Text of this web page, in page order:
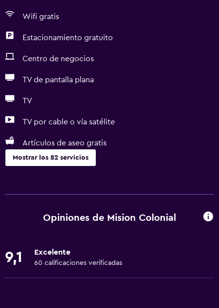
Wifi gratis
Estacionamiento gratuito
Centro de negocios
TV de pantalla plana
TV
TV por cable o vía satélite
Artículos de aseo gratis
Mostrar los 82 servicios
Centro de negocios
Cambio de divisas
Opiniones de Mision Colonial
9,1 Excelente
60 calificaciones verificadas